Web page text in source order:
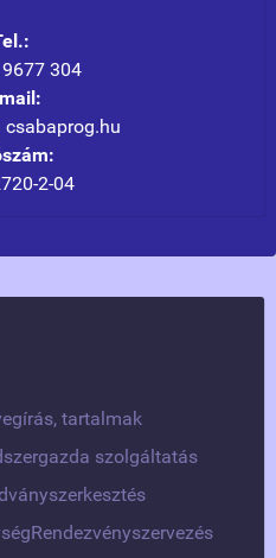
304
2-04
tartalmak
szolgáltatás
Rendezvényszervezés